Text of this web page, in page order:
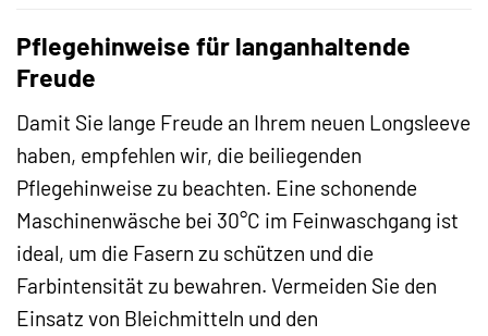
Pflegehinweise für langanhaltende
Freude
Damit Sie lange Freude an Ihrem neuen Longsleeve
haben, empfehlen wir, die beiliegenden
Pflegehinweise zu beachten. Eine schonende
Maschinenwäsche bei 30°C im Feinwaschgang ist
ideal, um die Fasern zu schützen und die
Farbintensität zu bewahren. Vermeiden Sie den
Einsatz von Bleichmitteln und den